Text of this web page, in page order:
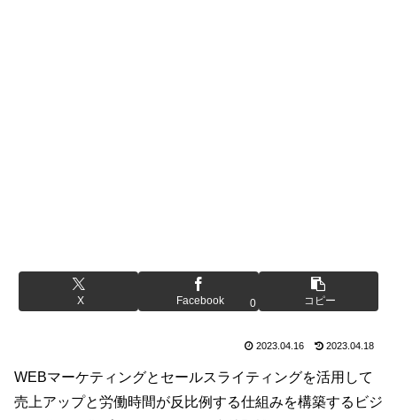
X Facebook 0 コピー
2023.04.16 2023.04.18
WEBマーケティングとセールスライティングを活用して
売上アップと労働時間が反比例する仕組みを構築するビジ